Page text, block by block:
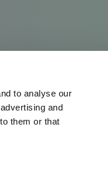
to analyse our
and
them or that
Seko mums: